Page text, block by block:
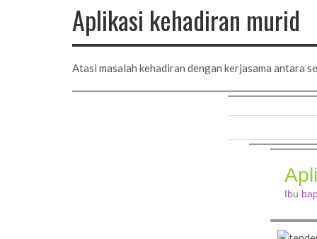
Aplikasi kehadiran murid
Atasi masalah kehadiran dengan kerjasama antara
Ibu